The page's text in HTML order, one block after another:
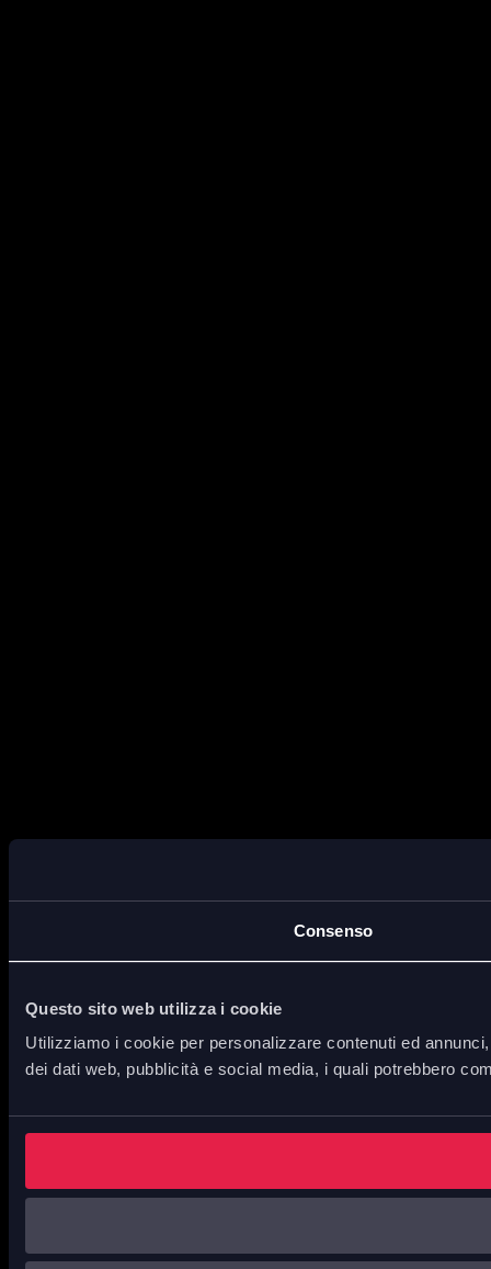
Consenso
Questo sito web utilizza i cookie
Utilizziamo i cookie per personalizzare contenuti ed
dei dati web, pubblicità e social media, i quali potrebbero